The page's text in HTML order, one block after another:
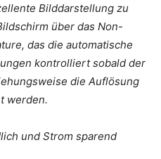
Bilddarstellung zu
über das Non-
das die automatische
kontrolliert sobald der
die Auflösung
werden.
und Strom sparend